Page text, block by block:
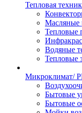
Тепловая
Масляные
Тепловые
Водяные
Тепловые
Микроклимат/
Бытовые
Бытовые